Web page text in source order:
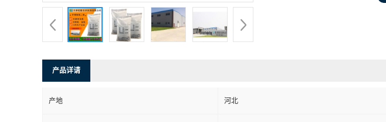
产品详请
产地 河北